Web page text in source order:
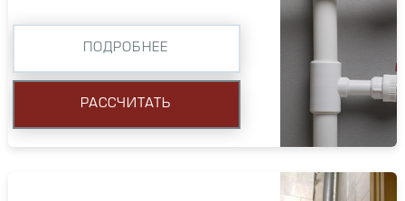
ПОДРОБНЕЕ
РАССЧИТАТЬ